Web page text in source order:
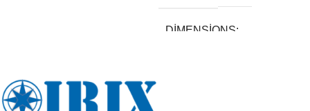
DIMENSIONS